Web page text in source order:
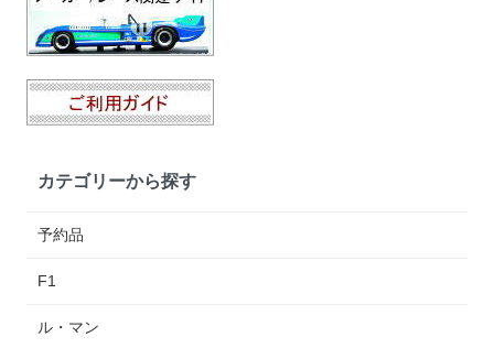
カテゴリーから探す
予約品
F1
ル・マン